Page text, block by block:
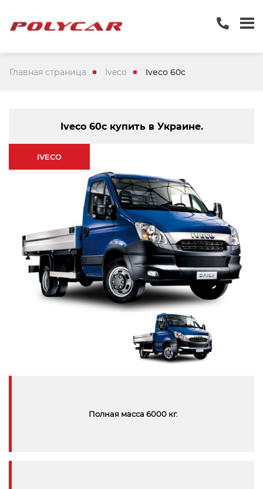
Главная страница Iveco Iveco 60c
Iveco 60c купить в Украине.
IVECO
Полная масса 6000 кг.